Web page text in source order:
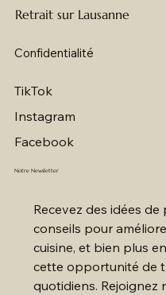
Retrait sur Lausanne
Confidentialité
TikTok
Instagram
Facebook
Notre Newsletter
Recevez des idées
conseils pour
cuisine, et bien plus
cette opportunité de
quotidiens. Rejoignez